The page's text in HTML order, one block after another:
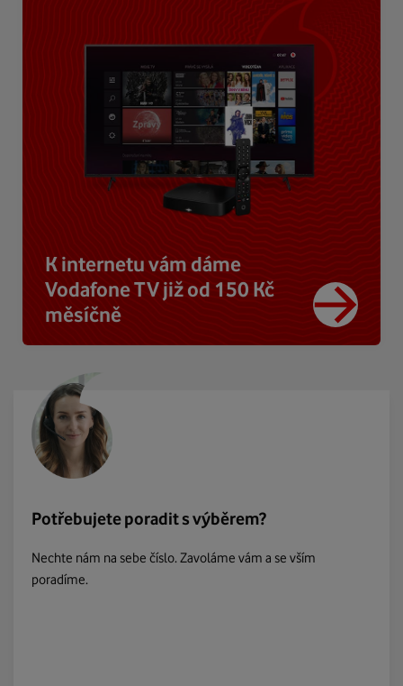
K internetu vám dáme
Vodafone TV již od 150 Kč
měsíčně
Potřebujete poradit s výběrem?
Nechte nám na sebe číslo. Zavoláme vám a se vším
poradíme.